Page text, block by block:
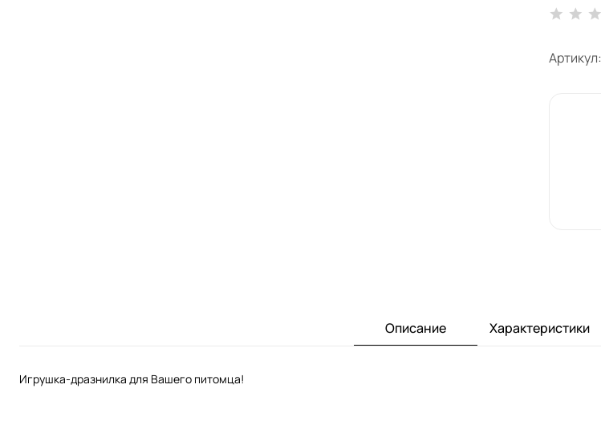
Артикул:
Описание Характеристики
Игрушка-дразнилка для Вашего питомца!